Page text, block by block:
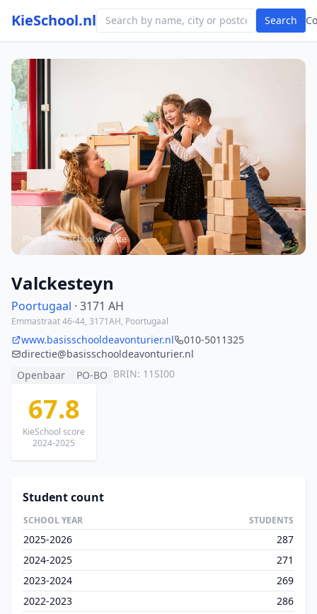
KieSchool.nl Search
Photo from school website
Valckesteyn
Poortugaal · 3171 AH
Emmastraat 46-44, 3171AH, Poortugaal
www.basisschooldeavonturier.nl
010-5011325
directie@basisschooldeavonturier.nl
Openbaar
PO-BO BRIN: 11SI00
67.8
KieSchool score
2024-2025
Student count
SCHOOL YEAR STUDENTS
2025-2026
287
2024-2025
271
2023-2024
269
2022-2023
286